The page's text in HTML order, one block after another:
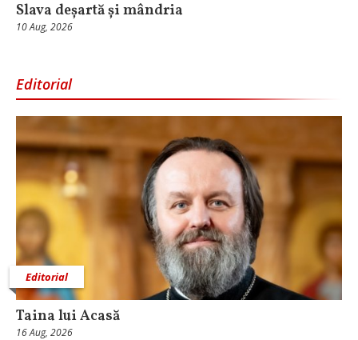
Slava deșartă și mândria
10 Aug, 2026
Editorial
Editorial
Taina lui Acasă
16 Aug, 2026